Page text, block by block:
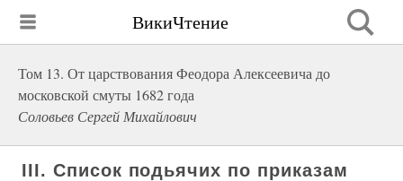
ВикиЧтение
Том 13. От царствования Феодора Алексеевича до
московской смуты 1682 года
Соловьев Сергей Михайлович
III. Список подьячих по приказам